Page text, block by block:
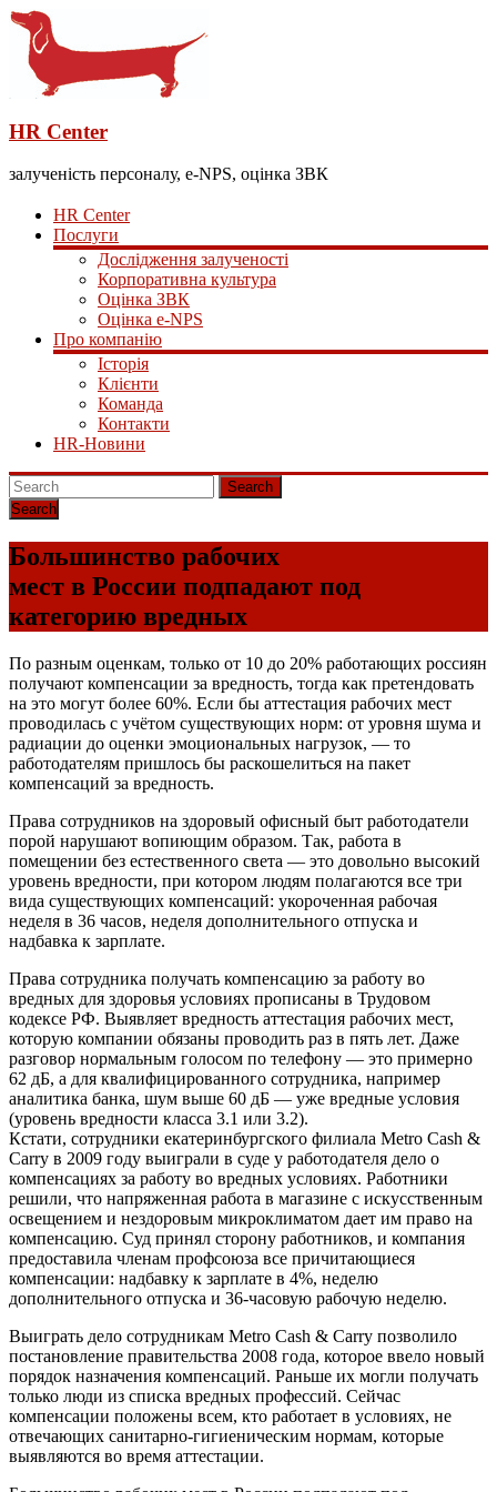
HR Center
залученість персоналу, e-NPS, оцінка ЗВК
HR Center
Послуги
Дослідження залученості
Корпоративна культура
Оцінка ЗВК
Оцінка e-NPS
Про компанію
Історія
Клієнти
Команда
Контакти
HR-Новини
Search
Большинство рабочих
мест в России подпадают под
категорию вредных
По разным оценкам, только от 10 до 20% работающих россиян
получают компенсации за вредность, тогда как претендовать
на это могут более 60%. Если бы аттестация рабочих мест
проводилась с учётом существующих норм: от уровня шума и
радиации до оценки эмоциональных нагрузок, — то
работодателям пришлось бы раскошелиться на пакет
компенсаций за вредность.
Права сотрудников на здоровый офисный быт работодатели
порой нарушают вопиющим образом. Так, работа в
помещении без естественного света — это довольно высокий
уровень вредности, при котором людям полагаются все три
вида существующих компенсаций: укороченная рабочая
неделя в 36 часов, неделя дополнительного отпуска и
надбавка к зарплате.
Права сотрудника получать компенсацию за работу во
вредных для здоровья условиях прописаны в Трудовом
кодексе РФ. Выявляет вредность аттестация рабочих мест,
которую компании обязаны проводить раз в пять лет. Даже
разговор нормальным голосом по телефону — это примерно
62 дБ, а для квалифицированного сотрудника, например
аналитика банка, шум выше 60 дБ — уже вредные условия
(уровень вредности класса 3.1 или 3.2).
Кстати, сотрудники екатеринбургского филиала Мetro Cash &
Carry в 2009 году выиграли в суде у работодателя дело о
компенсациях за работу во вредных условиях. Работники
решили, что напряженная работа в магазине с искусственным
освещением и нездоровым микроклиматом дает им право на
компенсацию. Суд принял сторону работников, и компания
предоставила членам профсоюза все причитающиеся
компенсации: надбавку к зарплате в 4%, неделю
дополнительного отпуска и 36-часовую рабочую неделю.
Выиграть дело сотрудникам Мetro Cash & Carry позволило
постановление правительства 2008 года, которое ввело новый
порядок назначения компенсаций. Раньше их могли получать
только люди из списка вредных профессий. Сейчас
компенсации положены всем, кто работает в условиях, не
отвечающих санитарно-гигиеническим нормам, которые
выявляются во время аттестации.